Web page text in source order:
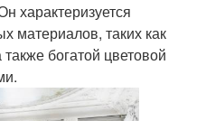
характеризуется
материалов, таких как
богатой цветовой